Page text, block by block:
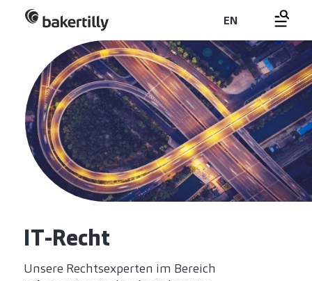
EN
IT-Recht
Unsere Rechtsexperten im Bereich